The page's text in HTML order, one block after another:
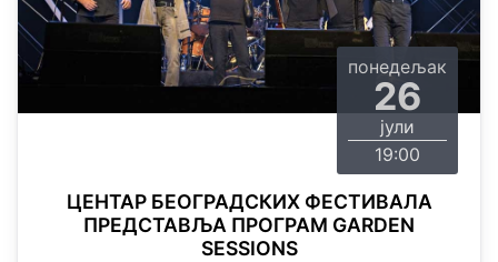
понедељак
26
јули
19:00
ЦЕНТАР БЕОГРАДСКИХ ФЕСТИВАЛА
ПРЕДСТАВЉА ПРОГРАМ GARDEN
SESSIONS